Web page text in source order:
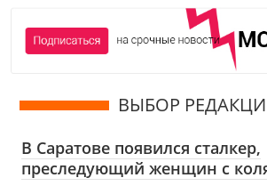
ВЫБОР
В Саратове появился сталкер,
преследующий женщин с